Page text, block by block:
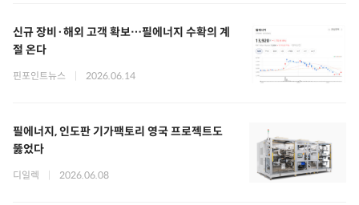
신규 장비·해외 고객 확보…필에너지 수확의 계
절 온다
핀포인트뉴스 2026.06.14
필에너지, 인도판 기가팩토리 영국 프로젝트도
뚫었다
디일렉 2026.06.08